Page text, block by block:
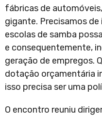
fábricas de
gigante. Precisamos
escolas de samba
e consequentemente,
geração de empregos.
dotação orçamentária
isso precisa ser uma
O encontro reuniu